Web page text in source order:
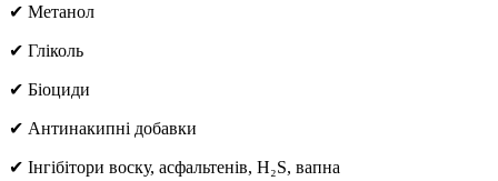
✔ Метанол
✔ Гліколь
✔ Біоциди
✔ Антинакипні добавки
✔ Інгібітори воску, асфальтенів, H₂S, вапна